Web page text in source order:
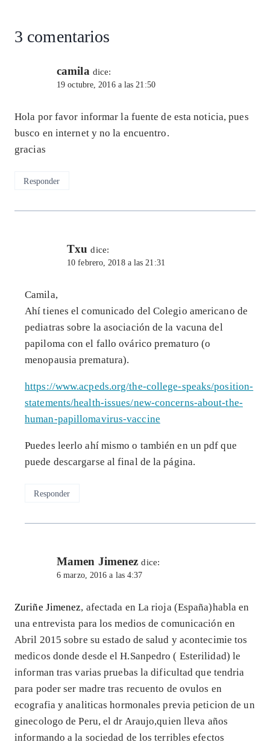
3 comentarios
camila dice:
19 octubre, 2016 a las 21:50
Hola por favor informar la fuente de esta noticia, pues
busco en internet y no la encuentro.
gracias
Responder
Txu dice:
10 febrero, 2018 a las 21:31
Camila,
Ahí tienes el comunicado del Colegio americano de
pediatras sobre la asociación de la vacuna del
papiloma con el fallo ovárico prematuro (o
menopausia prematura).
https://www.acpeds.org/the-college-speaks/position-
statements/health-issues/new-concerns-about-the-
human-papillomavirus-vaccine
Puedes leerlo ahí mismo o también en un pdf que
puede descargarse al final de la página.
Responder
Mamen Jimenez dice:
6 marzo, 2016 a las 4:37
Zuriñe Jimenez, afectada en La rioja (España)habla en
una entrevista para los medios de comunicación en
Abril 2015 sobre su estado de salud y acontecimie tos
medicos donde desde el H.Sanpedro ( Esterilidad) le
informan tras varias pruebas la dificultad que tendria
para poder ser madre tras recuento de ovulos en
ecografia y analiticas hormonales previa peticion de un
ginecologo de Peru, el dr Araujo,quien lleva años
informando a la sociedad de los terribles efectos